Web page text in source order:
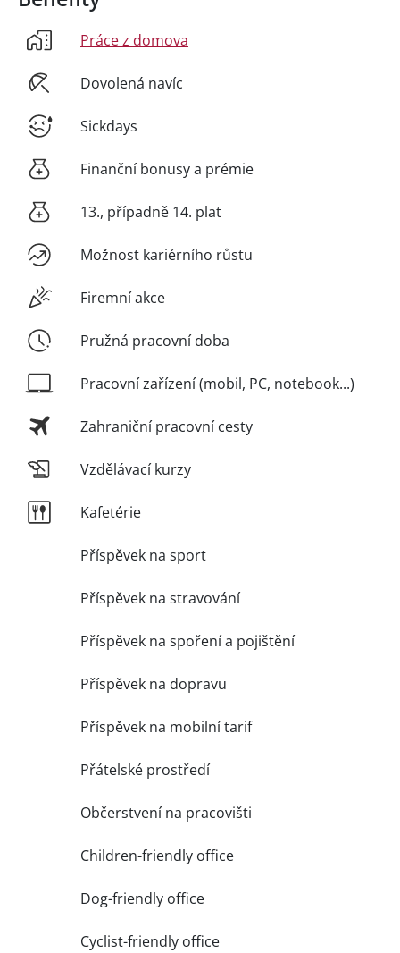
Práce z domova
Dovolená navíc
Sickdays
Finanční bonusy a prémie
13., případně 14. plat
Možnost kariérního růstu
Firemní akce
Pružná pracovní doba
Pracovní zařízení (mobil, PC, notebook...)
Zahraniční pracovní cesty
Vzdělávací kurzy
Kafetérie
Příspěvek na sport
Příspěvek na stravování
Příspěvek na spoření a pojištění
Příspěvek na dopravu
Příspěvek na mobilní tarif
Přátelské prostředí
Občerstvení na pracovišti
Children-friendly office
Dog-friendly office
Cyclist-friendly office